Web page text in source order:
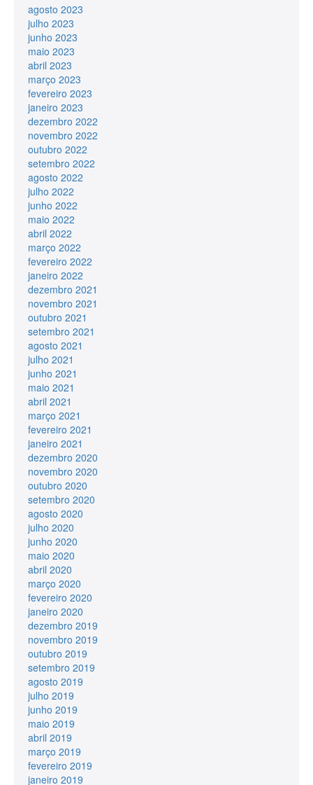
agosto 2023
julho 2023
junho 2023
maio 2023
abril 2023
março 2023
fevereiro 2023
janeiro 2023
dezembro 2022
novembro 2022
outubro 2022
setembro 2022
agosto 2022
julho 2022
junho 2022
maio 2022
abril 2022
março 2022
fevereiro 2022
janeiro 2022
dezembro 2021
novembro 2021
outubro 2021
setembro 2021
agosto 2021
julho 2021
junho 2021
maio 2021
abril 2021
março 2021
fevereiro 2021
janeiro 2021
dezembro 2020
novembro 2020
outubro 2020
setembro 2020
agosto 2020
julho 2020
junho 2020
maio 2020
abril 2020
março 2020
fevereiro 2020
janeiro 2020
dezembro 2019
novembro 2019
outubro 2019
setembro 2019
agosto 2019
julho 2019
junho 2019
maio 2019
abril 2019
março 2019
fevereiro 2019
janeiro 2019